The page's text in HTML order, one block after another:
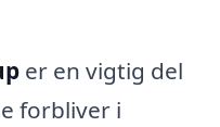
er en vigtig del
forbliver i